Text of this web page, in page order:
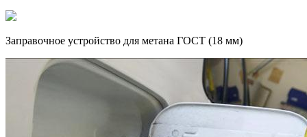
Заправочное устройство для метана ГОСТ (18 мм)